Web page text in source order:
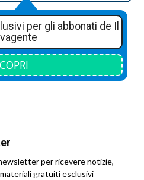
per gli abbonati de Il
per ricevere notizie,
gratuiti esclusivi